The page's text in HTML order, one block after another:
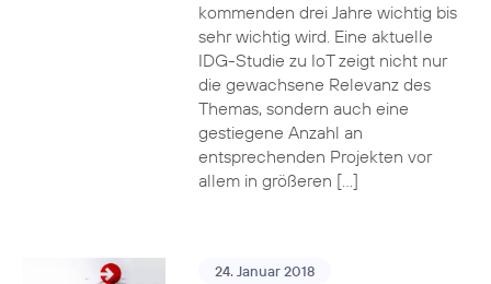
kommenden drei Jahre wichtig bis
sehr wichtig wird. Eine aktuelle
IDG-Studie zu IoT zeigt nicht nur
die gewachsene Relevanz des
Themas, sondern auch eine
gestiegene Anzahl an
entsprechenden Projekten vor
allem in größeren […]
24. Januar 2018